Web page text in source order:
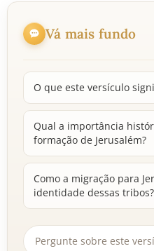
Vá mais fundo
O que este versículo
Qual a importância
formação de Jerusalém?
Como a migração para
identidade dessas tribos?